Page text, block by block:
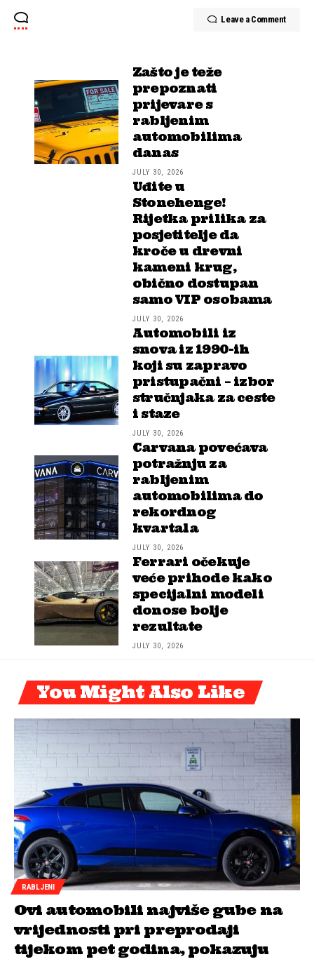
Leave a Comment
Zašto je teže
prepoznati
prijevare s
rabljenim
automobilima
danas
JULY 30, 2026
Uđite u
Stonehenge!
Rijetka prilika za
posjetitelje da
kroče u drevni
kameni krug,
obično dostupan
samo VIP osobama
JULY 30, 2026
Automobili iz
snova iz 1990-ih
koji su zapravo
pristupačni – izbor
stručnjaka za ceste
i staze
JULY 30, 2026
Carvana povećava
potražnju za
rabljenim
automobilima do
rekordnog
kvartala
JULY 30, 2026
Ferrari očekuje
veće prihode kako
specijalni modeli
donose bolje
rezultate
JULY 30, 2026
You Might Also Like
RABLJENI
Ovi automobili najviše gube na
vrijednosti pri preprodaji
tijekom pet godina, pokazuju